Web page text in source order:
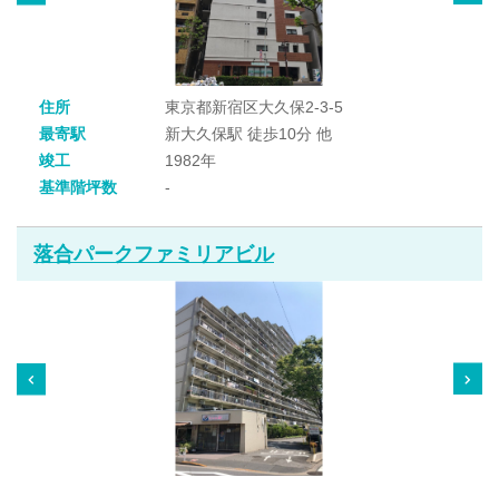
住所
東京都新宿区大久保2-3-5
最寄駅
新大久保駅 徒歩10分 他
竣工
1982年
基準階坪数
-
落合パークファミリアビル